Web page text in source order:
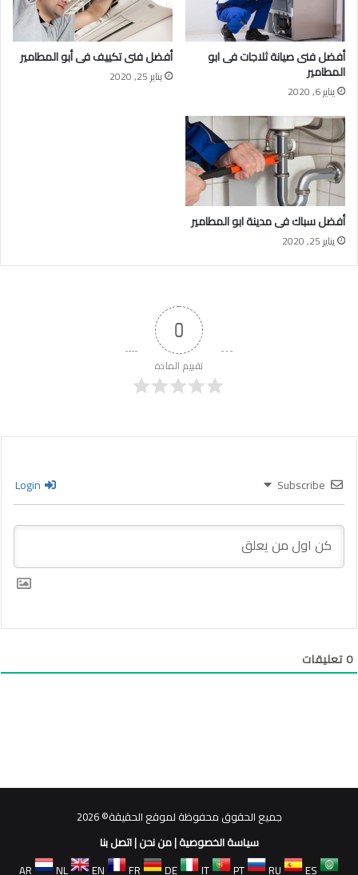
أفضل فنى صيانة ثلاجات فى ابو
المطامير
يناير 6, 2020
أفضل فنى تكييف فى أبو المطامير
يناير 25, 2020
أفضل سباك فى مدينة ابو المطامير
يناير 25, 2020
0
تقييم المادة
Subscribe
0تعليقات
جميع الحقوق محفوظة لموقع الحقيقة© 2026
سياسة الخصوصية|من نحن|اتصل بنا
AR
NL EN FR DE IT PT RU ES